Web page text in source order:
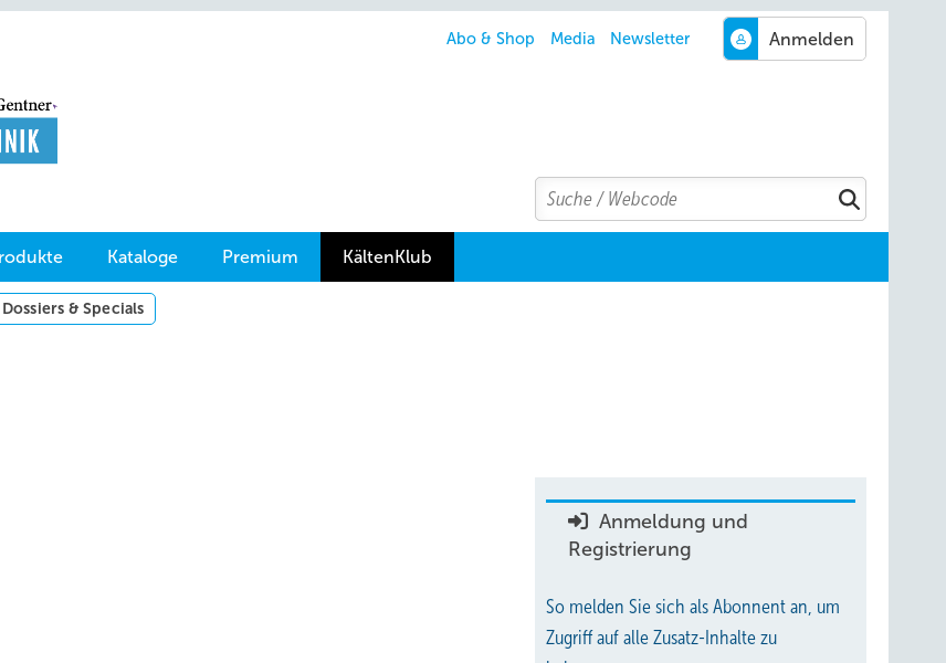
Abo & Shop Media Newsletter
Search
Suchen
Kataloge Premium KältenKlub
Dossiers & Specials
Anmeldung und
Registrierung
So melden Sie sich als Abonnent an, um
Zugriff auf alle Zusatz-Inhalte zu